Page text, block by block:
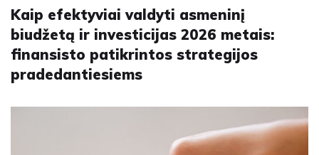
Kaip efektyviai valdyti asmeninį
biudžetą ir investicijas 2026 metais:
finansisto patikrintos strategijos
pradedantiesiems